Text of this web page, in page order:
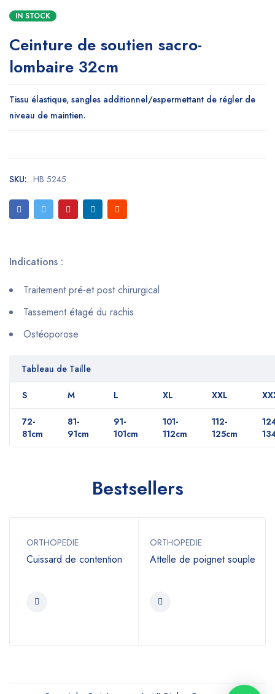
IN STOCK
Ceinture de soutien sacro-
lombaire 32cm
Tissu élastique, sangles additionnel/espermettant de régler de
niveau de maintien.
SKU: HB 5245
Indications :
Traitement pré-et post chirurgical
Tassement étagé du rachis
Ostéoporose
Tableau de Taille
S M L XL XXL
72-
81cm
81-
91cm
91-
101cm
101-
112cm
112-
125cm
Bestsellers
ORTHOPEDIE
Cuissard de contention
ORTHOPEDIE
Attelle de poignet souple